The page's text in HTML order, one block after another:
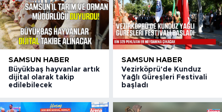
SAMSUN HABER
Büyükbaş hayvanlar artık
dijital olarak takip
edilebilecek
SAMSUN HABER
Vezirköprü'de Kunduz
Yağlı Güreşleri Festivali
başladı